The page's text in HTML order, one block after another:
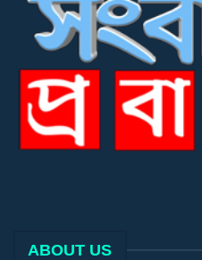
ABOUT US